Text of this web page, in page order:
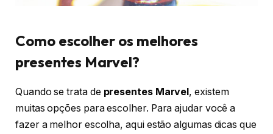
Como escolher os melhores
presentes Marvel?
Quando se trata de presentes Marvel, existem
muitas opções para escolher. Para ajudar você a
fazer a melhor escolha, aqui estão algumas dicas que